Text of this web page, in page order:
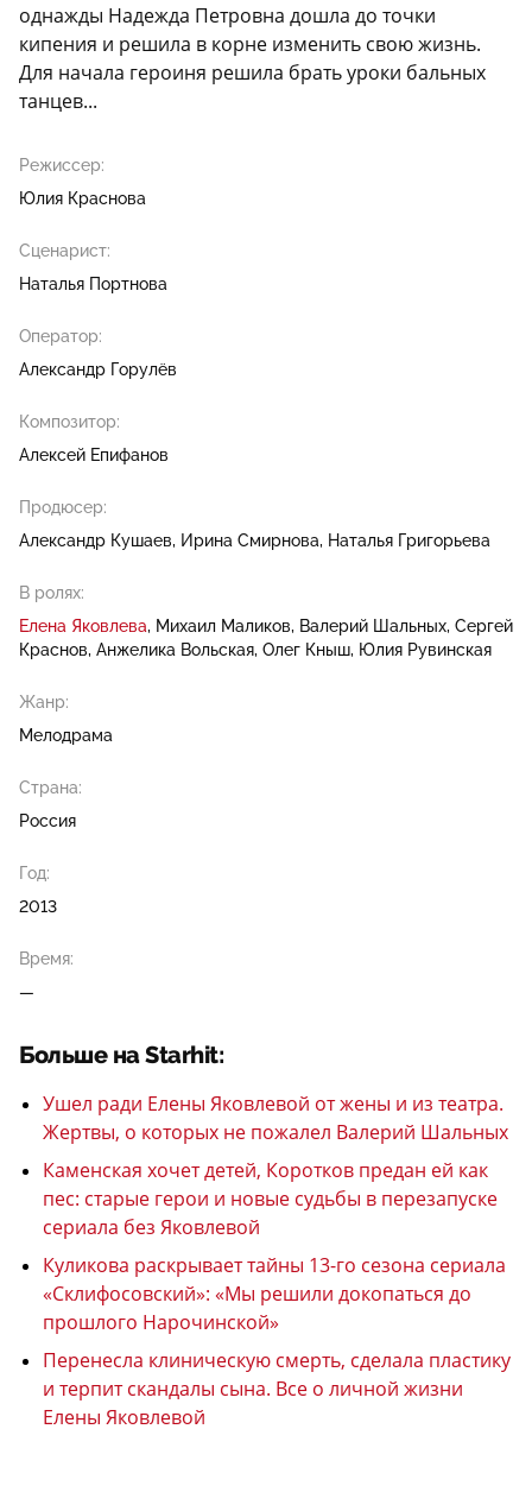
однажды Надежда Петровна дошла до точки
кипения и решила в корне изменить свою жизнь.
Для начала героиня решила брать уроки бальных
танцев...
Режиссер:
Юлия Краснова
Сценарист:
Наталья Портнова
Оператор:
Александр Горулёв
Композитор:
Алексей Епифанов
Продюсер:
Александр Кушаев
Ирина Смирнова Наталья Григорьева
В ролях:
Елена Яковлева Михаил Маликов Валерий Шальных Сергей
Краснов Анжелика Вольская Олег Кныш Юлия Рувинская
Жанр:
Мелодрама
Страна:
Россия
Год:
2013
Время:
—
Больше на Starhit:
Ушел ради Елены Яковлевой от жены и из театра.
Жертвы, о которых не пожалел Валерий Шальных
Каменская хочет детей, Коротков предан ей как
пес: старые герои и новые судьбы в перезапуске
сериала без Яковлевой
Куликова раскрывает тайны 13-го сезона сериала
«Склифосовский»: «Мы решили докопаться до
прошлого Нарочинской»
Перенесла клиническую смерть, сделала пластику
и терпит скандалы сына. Все о личной жизни
Елены Яковлевой